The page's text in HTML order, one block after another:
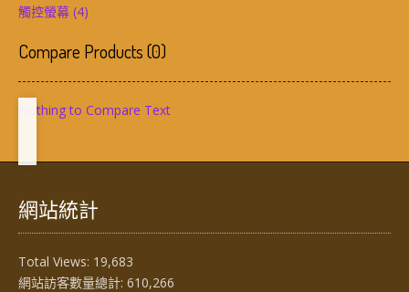
觸控螢幕 (4)
Compare Products(0)
Nothing to Compare Text
網站統計
Total Views: 19,683
網站訪客數量總計: 610,266